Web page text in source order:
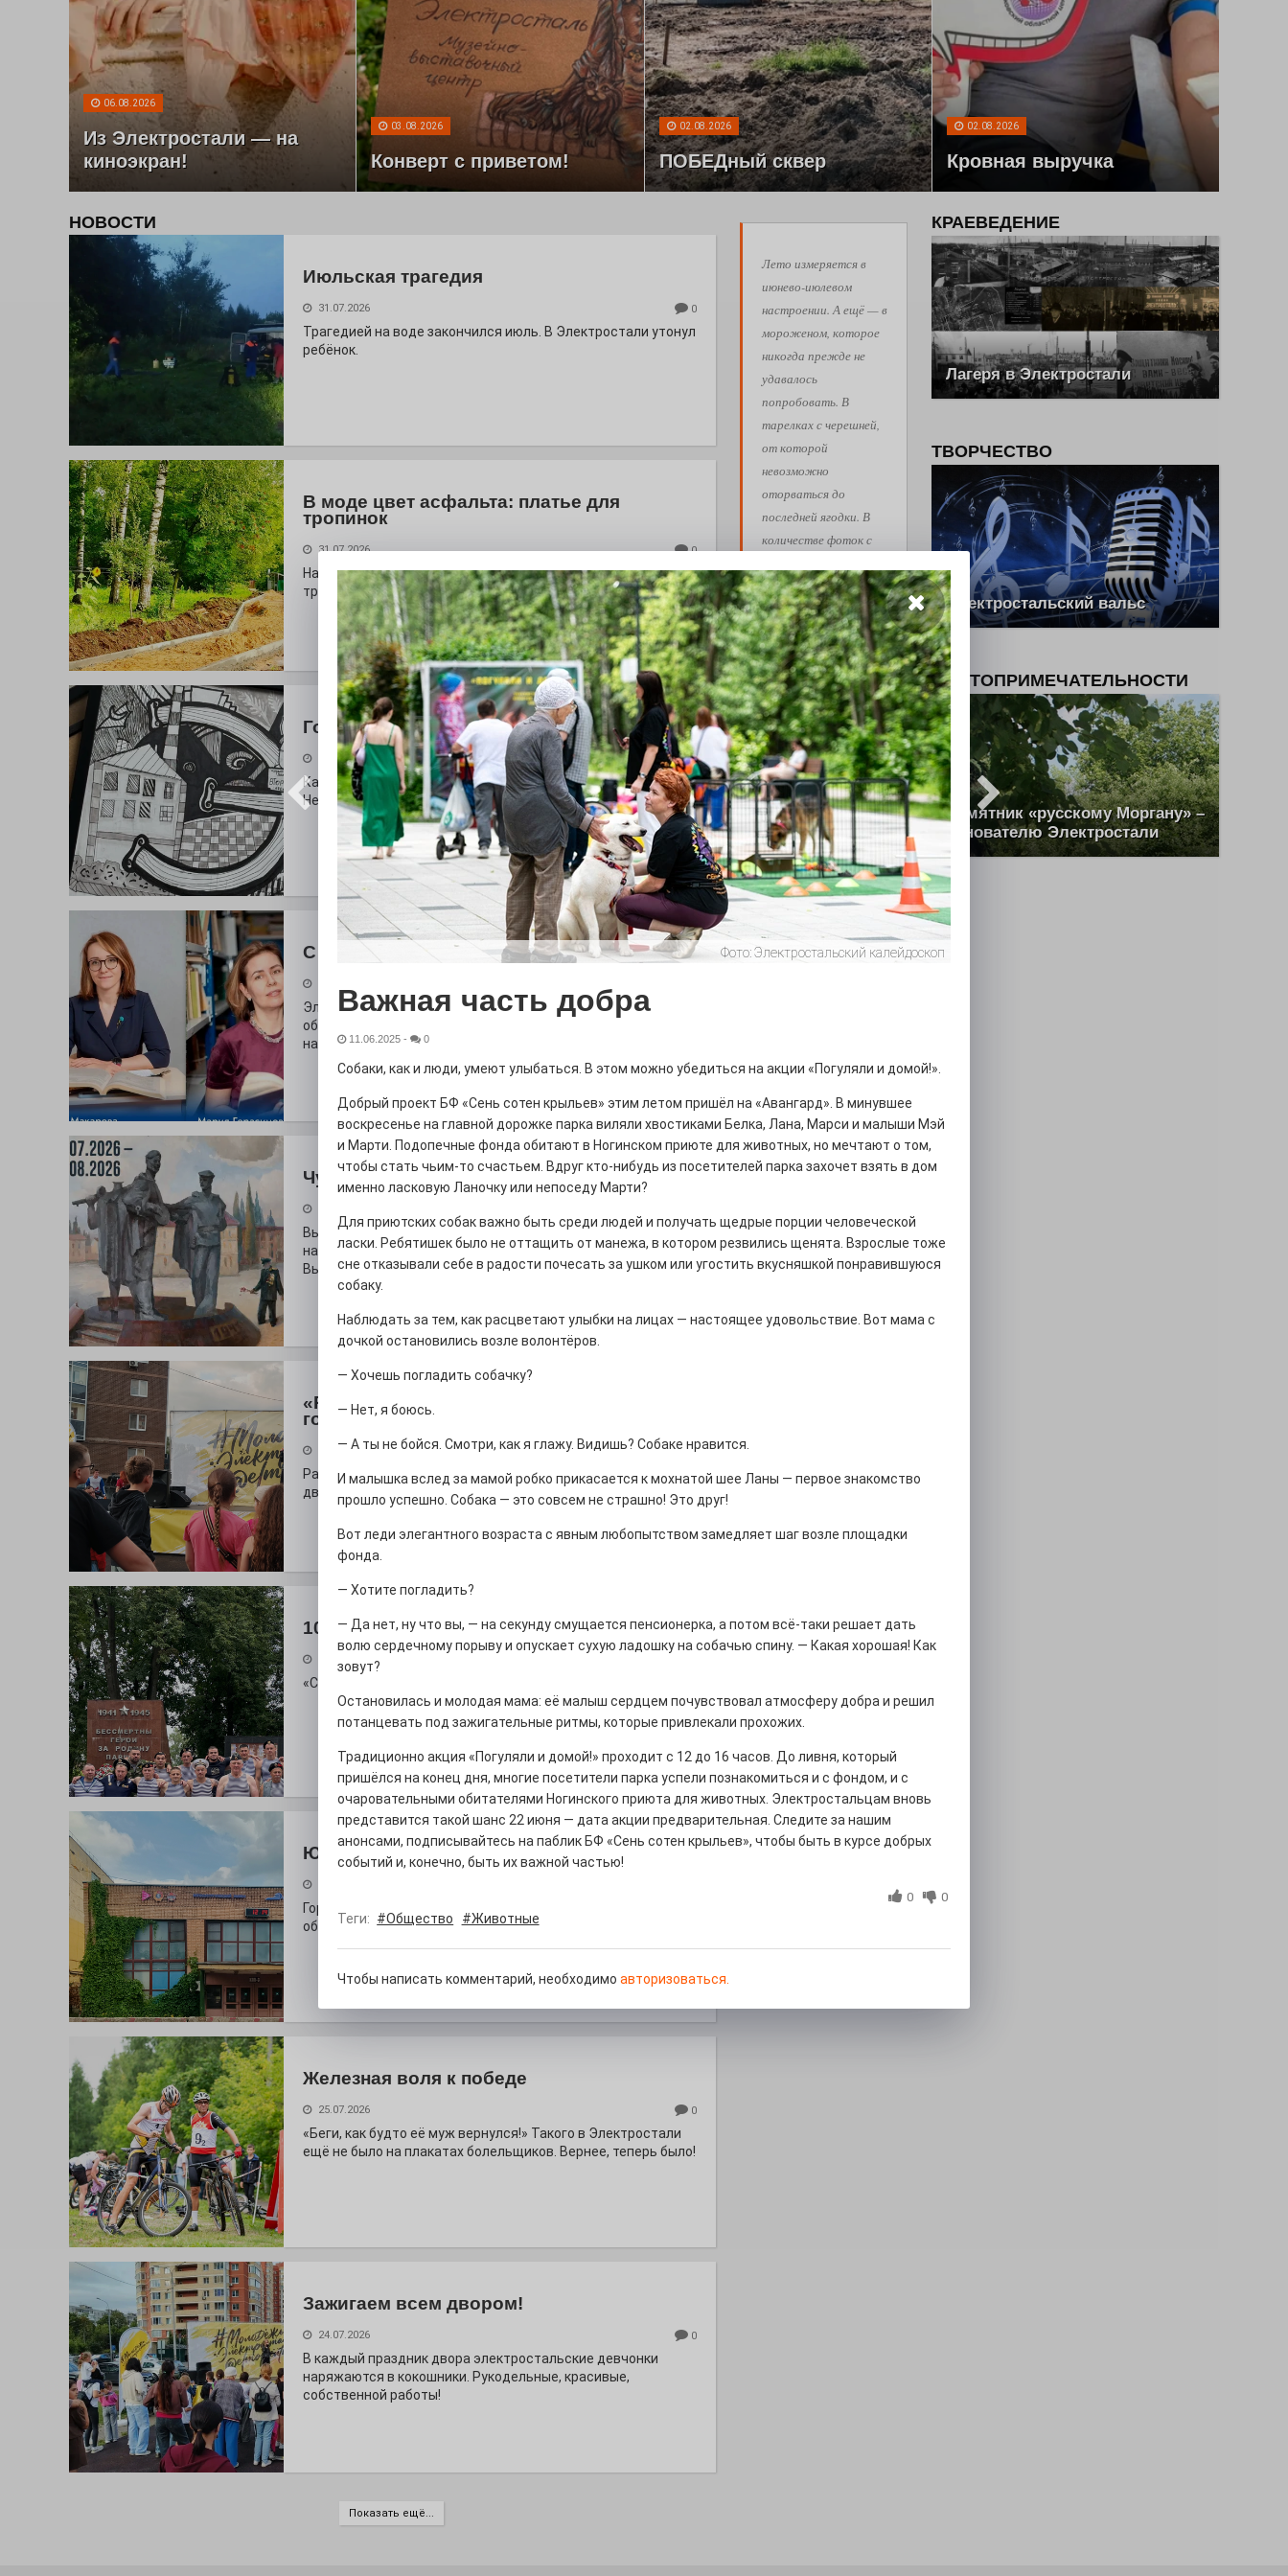
06.08.2026
Из Электростали — на
киноэкран!
03.08.2026
Конверт с приветом!
02.08.2026
ПОБЕДный сквер
02.08.2026
Кровная выручка
Лето измеряется в
июнево-июлевом
настроении. А ещё — в
мороженом, которое
никогда прежде не
удавалось
попробовать. В
тарелках с черешней,
от которой
невозможно
оторваться до
последней ягодки. В
количестве фоток с
забит смартфон. В
количестве
счастливых моментов,
к которым хочется
возвращаться снова и
снова. Пусть ваше
лето пройдёт так, как
вам хочется!
Обнимашки!
Ваш Эль
АФИША
НОВОСТИ
Июльская трагедия
31.07.2026 0
Трагедией на воде закончился июль. В Электростали утонул
ребёнок.
В моде цвет асфальта: платье для
тропинок
31.07.2026 0
На глазах у оранжевого подсолнуха рождается народная
тропа!
Городские сплетения
30.07.2026 0
Как выглядит буква Э в разрезе истории города?
Неожиданный вопрос, правда?
С любовью к истории, литературе и детям
Электросталь давно зарекомендовала себя флагманом
образования. В очередной раз этот статус подтвердили
наши педагоги.
Чувство Родины — одно на всех
Выставка «Палитра героизма» — новый масштабный проект,
на который электростальцев приглашает к себе
Выставочный зал им. Олега Коняшина.
«Районы-кварталы» путешествуют по
городу
27.07.2026 0
Радость в квадрате! На этой неделе электростальцев
дважды порадует проект «Районы-кварталы».
100 футов под килем!
«С ними дядька Черномор»
Юбилейным курсом
Гордость за ордена! Заводская улица Горького меняет
облик.
Железная воля к победе
25.07.2026 0
«Беги, как будто её муж вернулся!» Такого в Электростали
ещё не было на плакатах болельщиков. Вернее, теперь было!
Зажигаем всем двором!
24.07.2026 0
В каждый праздник двора электростальские девчонки
наряжаются в кокошники. Рукодельные, красивые,
собственной работы!
Показать ещё...
КРАЕВЕДЕНИЕ
Лагеря в Электростали
ТВОРЧЕСТВО
Электростальский вальс
ДОСТОПРИМЕЧАТЕЛЬНОСТИ
Памятник «русскому Моргану» –
основателю Электростали
Фото:Электростальский калейдоскоп
Важная часть добра
11.06.2025 - 0
Собаки, как и люди, умеют улыбаться. В этом можно убедиться на акции «Погуляли и домой!».
Добрый проект БФ «Сень сотен крыльев» этим летом пришёл на «Авангард». В минувшее
воскресенье на главной дорожке парка виляли хвостиками Белка, Лана, Марси и малыши Мэй
и Марти. Подопечные фонда обитают в Ногинском приюте для животных, но мечтают о том,
чтобы стать чьим-то счастьем. Вдруг кто-нибудь из посетителей парка захочет взять в дом
именно ласковую Ланочку или непоседу Марти?
Для приютских собак важно быть среди людей и получать щедрые порции человеческой
ласки. Ребятишек было не оттащить от манежа, в котором резвились щенята. Взрослые тоже
сне отказывали себе в радости почесать за ушком или угостить вкусняшкой понравившуюся
собаку.
Наблюдать за тем, как расцветают улыбки на лицах — настоящее удовольствие. Вот мама с
дочкой остановились возле волонтёров.
— Хочешь погладить собачку?
— Нет, я боюсь.
— А ты не бойся. Смотри, как я глажу. Видишь? Собаке нравится.
И малышка вслед за мамой робко прикасается к мохнатой шее Ланы — первое знакомство
прошло успешно. Собака — это совсем не страшно! Это друг!
Вот леди элегантного возраста с явным любопытством замедляет шаг возле площадки
фонда.
— Хотите погладить?
— Да нет, ну что вы, — на секунду смущается пенсионерка, а потом всё-таки решает дать
волю сердечному порыву и опускает сухую ладошку на собачью спину. — Какая хорошая! Как
зовут?
Остановилась и молодая мама: её малыш сердцем почувствовал атмосферу добра и решил
потанцевать под зажигательные ритмы, которые привлекали прохожих.
Традиционно акция «Погуляли и домой!» проходит с 12 до 16 часов. До ливня, который
пришёлся на конец дня, многие посетители парка успели познакомиться и с фондом, и с
очаровательными обитателями Ногинского приюта для животных. Электростальцам вновь
представится такой шанс 22 июня — дата акции предварительная. Следите за нашим
анонсами, подписывайтесь на паблик БФ «Сень сотен крыльев», чтобы быть в курсе добрых
событий и, конечно, быть их важной частью!
0 0
Теги: #Общество #Животные
Чтобы написать комментарий, необходимо авторизоваться.